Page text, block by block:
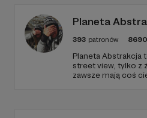
Planeta
393 patronów 8690
Planeta
street view, tylko z
zawsze mają coś